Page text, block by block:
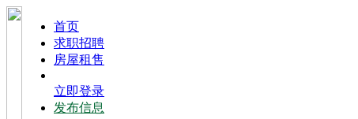
⾸⻚
求职招聘
房屋租售
立即登录
发布信息